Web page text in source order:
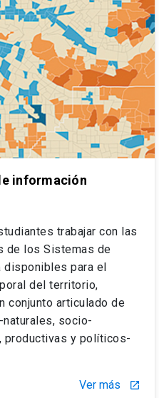
información
trabajar con las
de los Sistemas de
disponibles para el
del territorio,
conjunto articulado de
socio-
productivas y políticos-
Ver más launch